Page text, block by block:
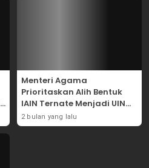
Menteri Agama
Prioritaskan Alih Bentuk
IAIN Ternate Menjadi UIN
Sultan Baabullah
2 bulan yang lalu